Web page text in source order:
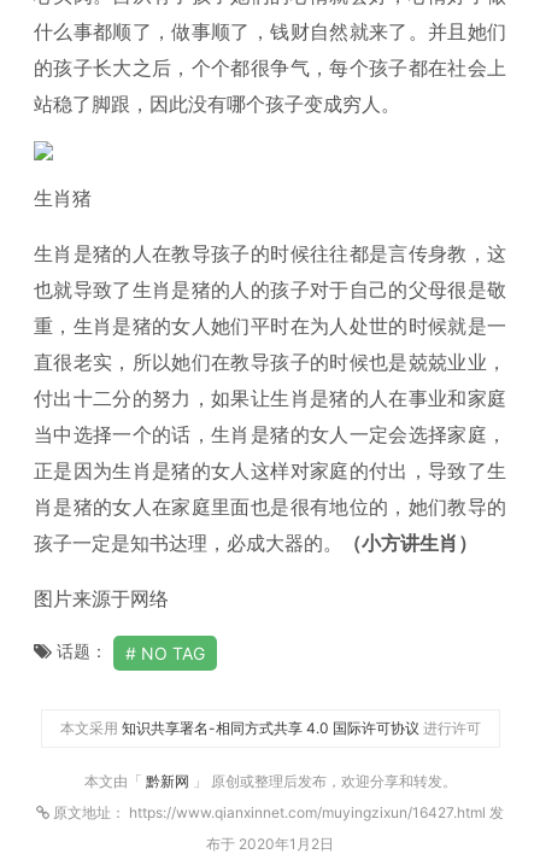
什么事都顺了，做事顺了，钱财自然就来了。并且她们
的孩子长大之后，个个都很争气，每个孩子都在社会上
站稳了脚跟，因此没有哪个孩子变成穷人。
生肖猪
生肖是猪的人在教导孩子的时候往往都是言传身教，这
也就导致了生肖是猪的人的孩子对于自己的父母很是敬
重，生肖是猪的女人她们平时在为人处世的时候就是一
直很老实，所以她们在教导孩子的时候也是兢兢业业，
付出十二分的努力，如果让生肖是猪的人在事业和家庭
当中选择一个的话，生肖是猪的女人一定会选择家庭，
正是因为生肖是猪的女人这样对家庭的付出，导致了生
肖是猪的女人在家庭里面也是很有地位的，她们教导的
孩子一定是知书达理，必成大器的。
（小方讲生肖）
图片来源于网络
话题： NO TAG
本文采用 知识共享署名-相同方式共享 4.0 国际许可协议 进行许可
本文由「 黔新网 」 原创或整理后发布，欢迎分享和转发。
原文地址： https://www.qianxinnet.com/muyingzixun/16427.html 发
布于 2020年1月2日